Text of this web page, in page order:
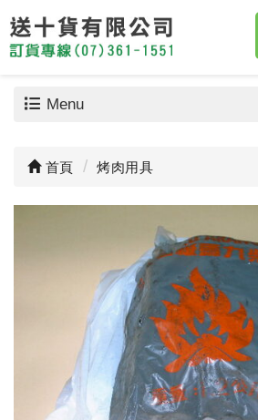
Menu
首頁 烤肉用具